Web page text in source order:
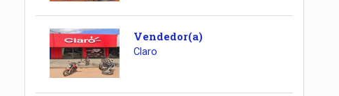
Vendedor(a)
Claro